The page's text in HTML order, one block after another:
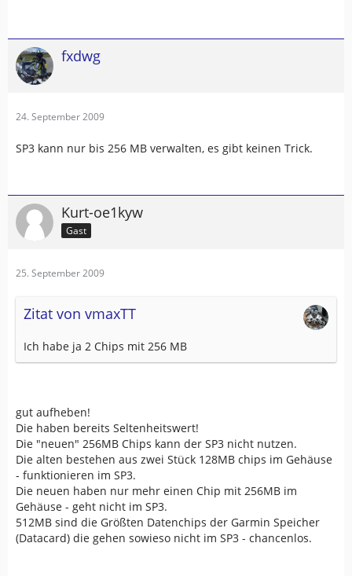
fxdwg
24. September 2009
SP3 kann nur bis 256 MB verwalten, es gibt keinen Trick.
Kurt-oe1kyw
Gast
25. September 2009
Zitat von vmaxTT
Ich habe ja 2 Chips mit 256 MB
gut aufheben!
Die haben bereits Seltenheitswert!
Die "neuen" 256MB Chips kann der SP3 nicht nutzen.
Die alten bestehen aus zwei Stück 128MB chips im Gehäuse
- funktionieren im SP3.
Die neuen haben nur mehr einen Chip mit 256MB im
Gehäuse - geht nicht im SP3.
512MB sind die Größten Datenchips der Garmin Speicher
(Datacard) die gehen sowieso nicht im SP3 - chancenlos.